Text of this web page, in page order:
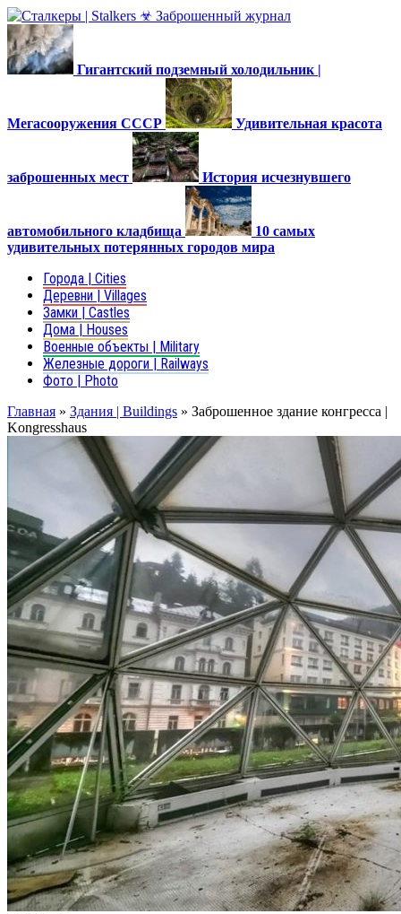
Гигантский подземный холодильник |
Мегасооружения СССР Удивительная красота
заброшенных мест История исчезнувшего
автомобильного кладбища
10 самых
удивительных потерянных городов мира
Города | Cities
Деревни | Villages
Замки | Castles
Дома | Houses
Военные объекты | Military
Железные дороги | Railways
Фото | Photo
Главная » Здания | Buildings » Заброшенное здание конгресса |
Kongresshaus